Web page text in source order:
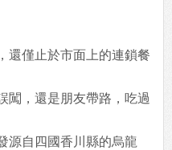
還僅止於市面上的連鎖餐
闖，還是朋友帶路，吃過
源自四國香川縣的烏龍